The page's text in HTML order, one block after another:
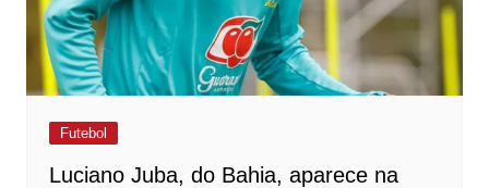
Futebol
Luciano Juba, do Bahia, aparece na